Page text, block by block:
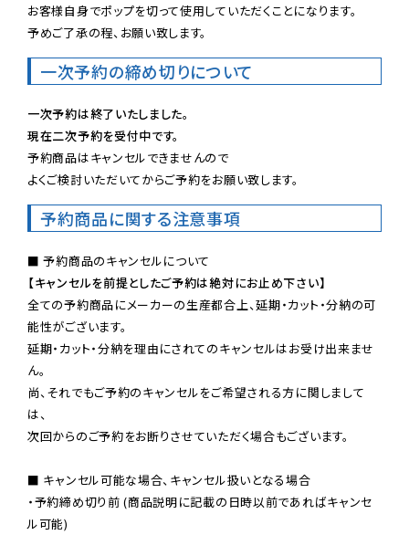
お客様自身でポップを切って使用していただくことになります。
予めご了承の程、お願い致します。
一次予約の締め切りについて
一次予約は終了いたしました。
現在二次予約を受付中です。
予約商品はキャンセルできませんので
よくご検討いただいてからご予約をお願い致します。
予約商品に関する注意事項
【キャンセルを前提としたご予約は絶対にお止め下さい】
全ての予約商品にメーカーの生産都合上、延期・カット・分納の可
能性がございます。
延期・カット・分納を理由にされてのキャンセルはお受け出来ませ
ん。
尚、それでもご予約のキャンセルをご希望される方に関しまして
は、
次回からのご予約をお断りさせていただく場合もございます。
■ キャンセル可能な場合、キャンセル扱いとなる場合
・予約締め切り前 (商品説明に記載の日時以前であればキャンセ
ル可能)